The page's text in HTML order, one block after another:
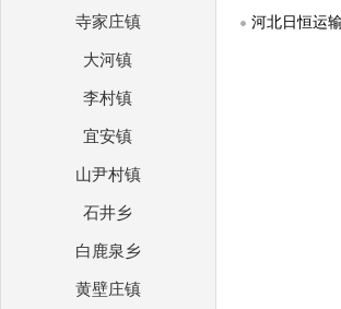
寺家庄镇
大河镇
李村镇
宜安镇
山尹村镇
石井乡
白鹿泉乡
黄壁庄镇